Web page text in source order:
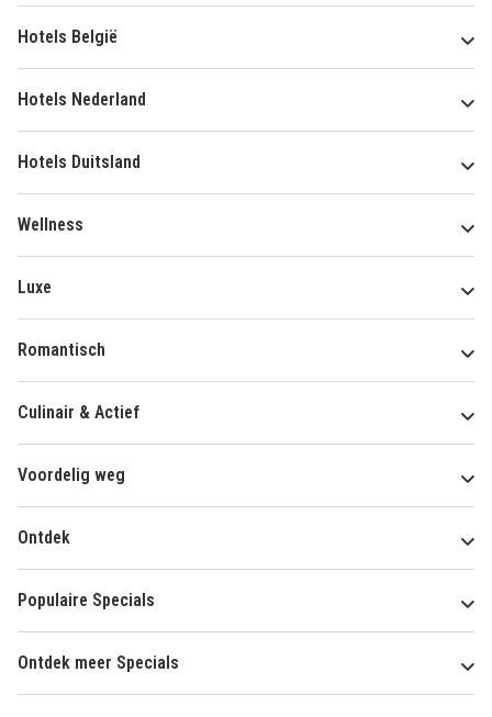
Hotels België
Hotels Nederland
Hotels Duitsland
Wellness
Luxe
Romantisch
Culinair & Actief
Voordelig weg
Ontdek
Populaire Specials
Ontdek meer Specials